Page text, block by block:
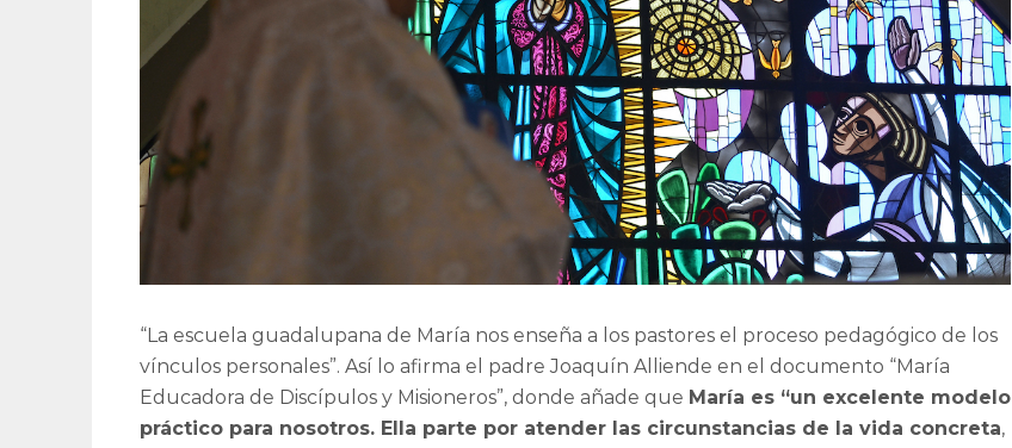
“La escuela guadalupana de María nos enseña a los pastores el proceso pedagógico de los
vínculos personales”. Así lo afirma el padre Joaquín Alliende en el documento “María
Educadora de Discípulos y Misioneros”, donde añade que María es “un excelente modelo
práctico para nosotros. Ella parte por atender las circunstancias de la vida concreta,